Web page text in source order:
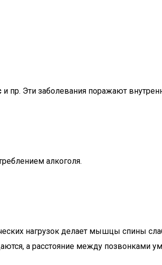
и пр. Эти заболевания поражают
алкоголя.
нагрузок делает мышцы спины
а расстояние между позвонками